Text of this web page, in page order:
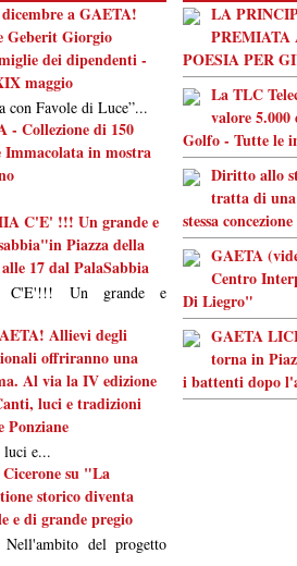
a GAETA!
Geberit Giorgio
dei dipendenti -
maggio
con Favole di Luce”...
- Collezione di 150
in mostra
C'E' !!! Un grande e
Piazza della
17 dal PalaSabbia
C'E'!!! Un grande e
Allievi degli
offriranno una
Al via la IV edizione
luci e tradizioni
Ponziane
luci e...
su "La
storico diventa
e di grande pregio
del progetto
LA
POESIA PER
La TLC
valore
Golfo - Tutte le
Diritto allo
tratta di
stessa
GAETA
Centro
Di Liegro"
GAETA
torna in
i battenti dopo